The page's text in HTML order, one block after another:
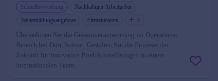
Schnellbewerbung
Nachhaltiger Arbeitgeber
Weiterbildungsangebote
Firmenevents 3
Übernehmen Sie die Gesamtverantwortung im Operations-
Bereich bei Dürr Somac. Gestalten Sie die Prozesse der
Zukunft für innovative Produktionslösungen in einem
internationalen Team.